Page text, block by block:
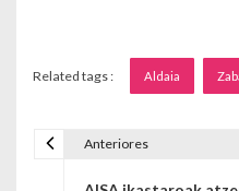
Related tags : Aldaia
Anteriores